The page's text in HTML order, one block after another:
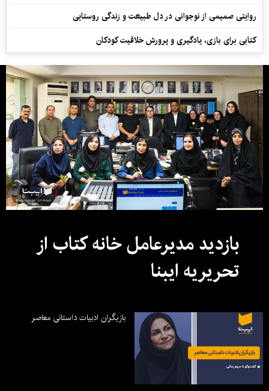
روایتی صمیمی از نوجوانی در دل طبیعت و زندگی روستایی
کتابی برای بازی، یادگیری و پرورش خلاقیت کودکان
بازدید مدیرعامل خانه کتاب از
تحریریه ایبنا
بازیگران ادبیات داستانی معاصر